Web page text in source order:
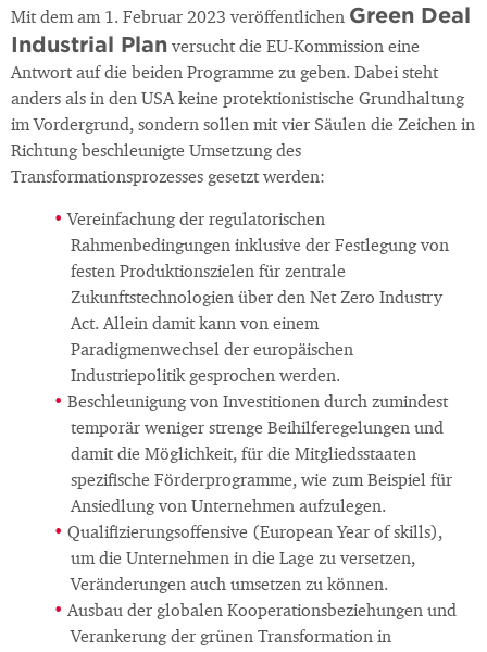
Mit dem am 1. Februar 2023 veröffentlichen Green Deal
Industrial Plan versucht die EU-Kommission eine
Antwort auf die beiden Programme zu geben. Dabei steht
anders als in den USA keine protektionistische Grundhaltung
im Vordergrund, sondern sollen mit vier Säulen die Zeichen in
Richtung beschleunigte Umsetzung des
Transformationsprozesses gesetzt werden:
Vereinfachung der regulatorischen
Rahmenbedingungen inklusive der Festlegung von
festen Produktionszielen für zentrale
Zukunftstechnologien über den Net Zero Industry
Act. Allein damit kann von einem
Paradigmenwechsel der europäischen
Industriepolitik gesprochen werden.
Beschleunigung von Investitionen durch zumindest
temporär weniger strenge Beihilferegelungen und
damit die Möglichkeit, für die Mitgliedsstaaten
spezifische Förderprogramme, wie zum Beispiel für
Ansiedlung von Unternehmen aufzulegen.
Qualifizierungsoffensive (European Year of skills),
um die Unternehmen in die Lage zu versetzen,
Veränderungen auch umsetzen zu können.
Ausbau der globalen Kooperationsbeziehungen und
Verankerung der grünen Transformation in